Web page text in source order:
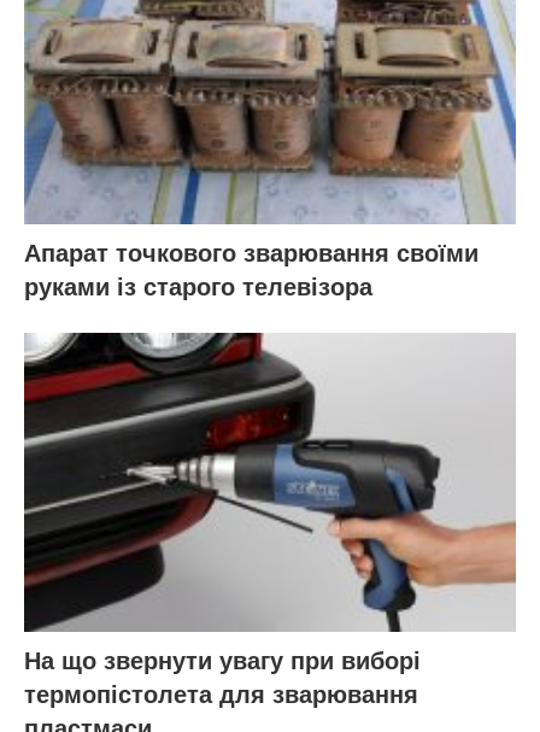
Апарат точкового зварювання своїми
руками із старого телевізора
На що звернути увагу при виборі
термопістолета для зварювання